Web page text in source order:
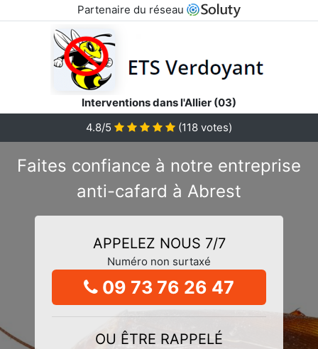
Partenaire du réseau
Interventions dans l'Allier (03)
4.8/5
(118 votes)
Faites confiance à notre entreprise
anti-cafard à Abrest
APPELEZ NOUS 7/7
Numéro non surtaxé
09 73 76 26 47
OU ÊTRE RAPPELÉ